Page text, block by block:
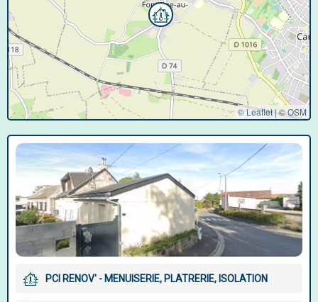
© Leaflet|©OSM
PCI RENOV' - MENUISERIE, PLATRERIE, ISOLATION